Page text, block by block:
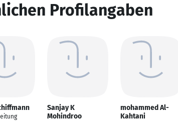
Profilangaben
Sanjay K
Mohindroo
mohammed Al-
Kahtani